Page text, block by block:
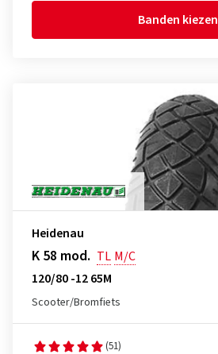
Banden kiezen
Heidenau
K 58 mod. TL M/C
120/80 -12 65M
Scooter/Bromfiets
(51)